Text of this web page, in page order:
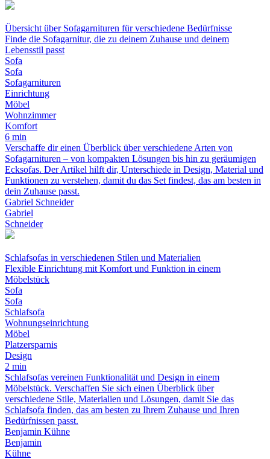
Übersicht über Sofagarnituren für verschiedene Bedürfnisse
Finde die Sofagarnitur, die zu deinem Zuhause und deinem
Lebensstil passt
Sofa
Sofa
Sofagarnituren
Einrichtung
Möbel
Wohnzimmer
Komfort
6 min
Verschaffe dir einen Überblick über verschiedene Arten von
Sofagarnituren – von kompakten Lösungen bis hin zu geräumigen
Ecksofas. Der Artikel hilft dir, Unterschiede in Design, Material und
Funktionen zu verstehen, damit du das Set findest, das am besten in
dein Zuhause passt.
Gabriel Schneider
Gabriel
Schneider
Schlafsofas in verschiedenen Stilen und Materialien
Flexible Einrichtung mit Komfort und Funktion in einem
Möbelstück
Sofa
Sofa
Schlafsofa
Wohnungseinrichtung
Möbel
Platzersparnis
Design
2 min
Schlafsofas vereinen Funktionalität und Design in einem
Möbelstück. Verschaffen Sie sich einen Überblick über
verschiedene Stile, Materialien und Lösungen, damit Sie das
Schlafsofa finden, das am besten zu Ihrem Zuhause und Ihren
Bedürfnissen passt.
Benjamin Kühne
Benjamin
Kühne